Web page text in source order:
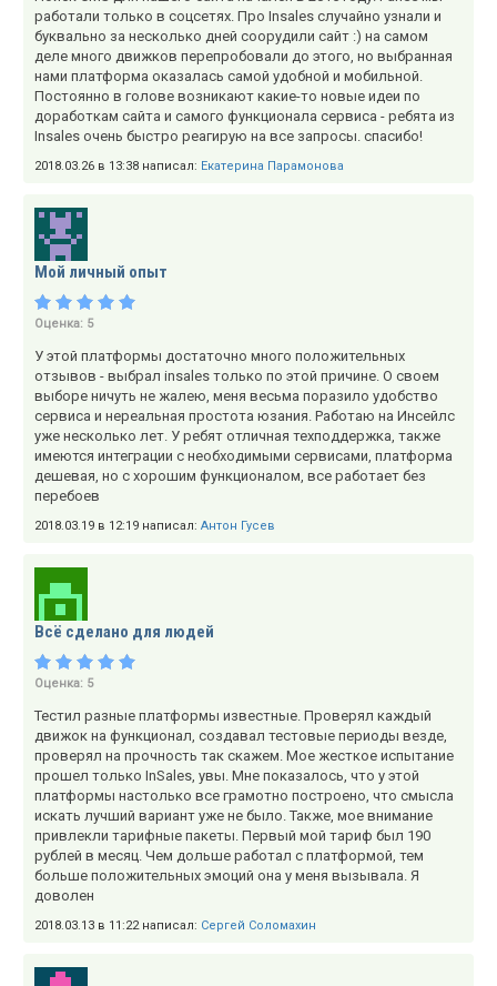
работали только в соцсетях. Про Insales случайно узнали и
буквально за несколько дней соорудили сайт :) на самом
деле много движков перепробовали до этого, но выбранная
нами платформа оказалась самой удобной и мобильной.
Постоянно в голове возникают какие-то новые идеи по
доработкам сайта и самого функционала сервиса - ребята из
Insales очень быстро реагирую на все запросы. спасибо!
2018.03.26 в 13:38 написал: Екатерина Парамонова
Мой личный опыт
Оценка: 5
У этой платформы достаточно много положительных
отзывов - выбрал insales только по этой причине. О своем
выборе ничуть не жалею, меня весьма поразило удобство
сервиса и нереальная простота юзания. Работаю на Инсейлс
уже несколько лет. У ребят отличная техподдержка, также
имеются интеграции с необходимыми сервисами, платформа
дешевая, но с хорошим функционалом, все работает без
перебоев
2018.03.19 в 12:19 написал: Антон Гусев
Всё сделано для людей
Оценка: 5
Тестил разные платформы известные. Проверял каждый
движок на функционал, создавал тестовые периоды везде,
проверял на прочность так скажем. Мое жесткое испытание
прошел только InSales, увы. Мне показалось, что у этой
платформы настолько все грамотно построено, что смысла
искать лучший вариант уже не было. Также, мое внимание
привлекли тарифные пакеты. Первый мой тариф был 190
рублей в месяц. Чем дольше работал с платформой, тем
больше положительных эмоций она у меня вызывала. Я
доволен
2018.03.13 в 11:22 написал: Сергей Соломахин